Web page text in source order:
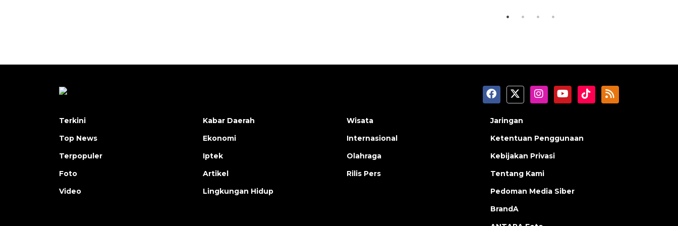
Terkini
Top News
Terpopuler
Foto
Video
Kabar Daerah
Ekonomi
Iptek
Artikel
Lingkungan Hidup
Wisata
Internasional
Olahraga
Rilis Pers
Jaringan
Ketentuan Penggunaan
Kebijakan Privasi
Tentang Kami
Pedoman Media Siber
BrandA